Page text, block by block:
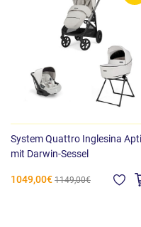
System Quattro Inglesina
mit Darwin-Sessel
1049,00€ 1149,00€